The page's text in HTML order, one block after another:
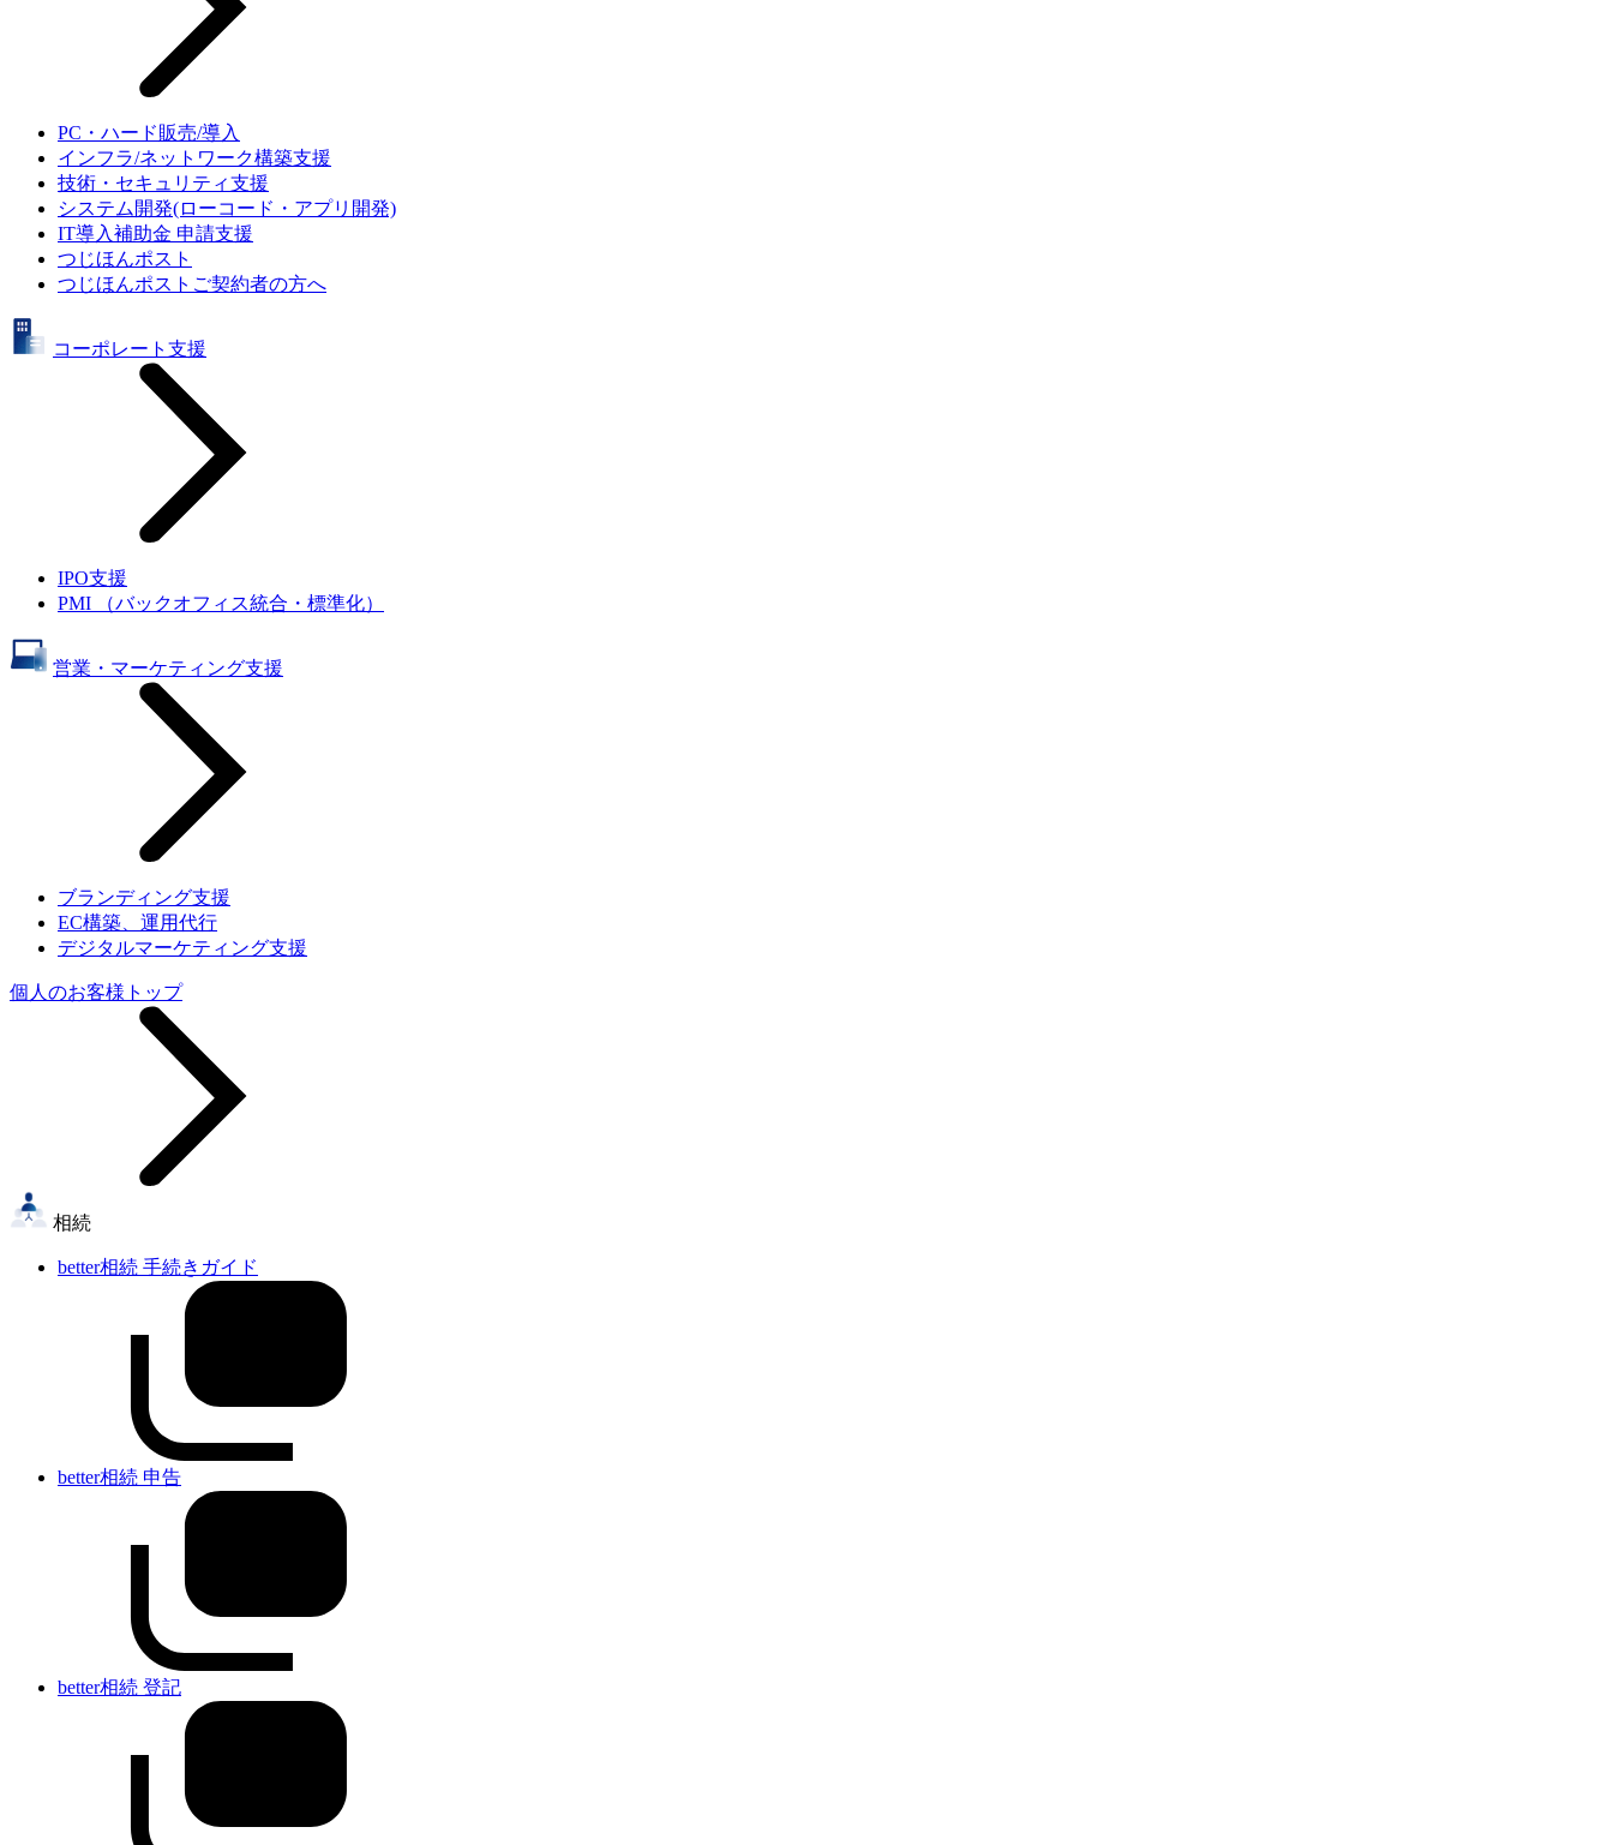
PC・ハード販売/導入
インフラ/ネットワーク構築支援
技術・セキュリティ支援
システム開発(ローコード・アプリ開発)
IT導入補助金 申請支援
つじほんポスト
つじほんポストご契約者の方へ
コーポレート支援
IPO支援
PMI （バックオフィス統合・標準化）
営業・マーケティング支援
ブランディング支援
EC構築、運用代行
デジタルマーケティング支援
個人のお客様トップ
相続
better相続 手続きガイド
better相続 申告
better相続 登記